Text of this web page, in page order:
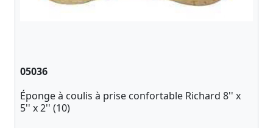
05036
Éponge à coulis à prise confortable Richard 8'' x
5'' x 2'' (10)